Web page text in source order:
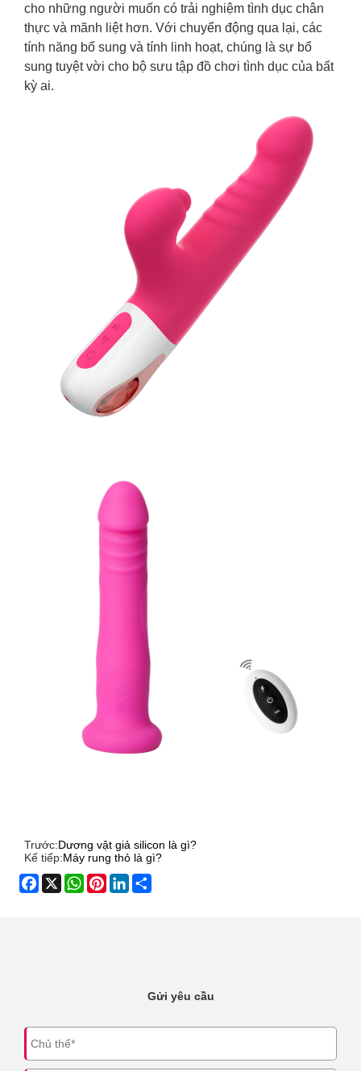
cho những người muốn có trải nghiệm tình dục chân
thực và mãnh liệt hơn. Với chuyển động qua lại, các
tính năng bổ sung và tính linh hoạt, chúng là sự bổ
sung tuyệt vời cho bộ sưu tập đồ chơi tình dục của bất
kỳ ai.
Trước:Dương vật giả silicon là gì?
Kế tiếp:Máy rung thỏ là gì?
Facebook
X WhatsApp
Pinterest
LinkedIn
Gửi yêu cầu